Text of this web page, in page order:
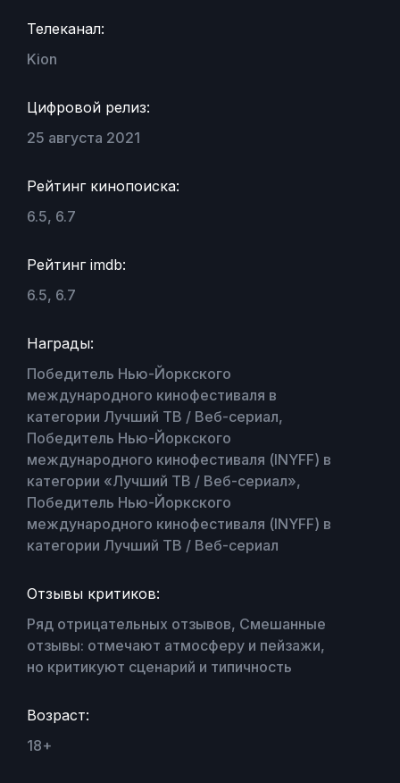
Телеканал:
Kion
Цифровой релиз:
25 августа 2021
Рейтинг кинопоиска:
6.5, 6.7
Рейтинг imdb:
6.5, 6.7
Награды:
Победитель Нью-Йоркского
международного кинофестиваля в
категории Лучший ТВ / Веб-сериал,
Победитель Нью-Йоркского
международного кинофестиваля (INYFF) в
категории «Лучший ТВ / Веб-сериал»,
Победитель Нью-Йоркского
международного кинофестиваля (INYFF) в
категории Лучший ТВ / Веб-сериал
Отзывы критиков:
Ряд отрицательных отзывов, Смешанные
отзывы: отмечают атмосферу и пейзажи,
но критикуют сценарий и типичность
Возраст:
18+